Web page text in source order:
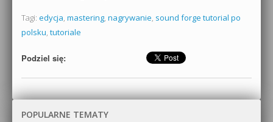
Tagi: edycja, mastering, nagrywanie, sound forge tutorial po
polsku, tutoriale
Podziel się:
POPULARNE TEMATY